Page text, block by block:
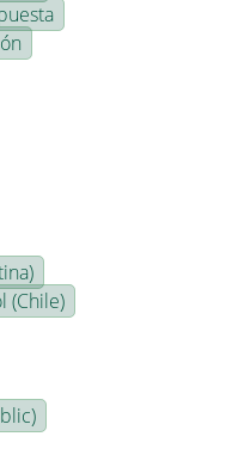
(Chile)